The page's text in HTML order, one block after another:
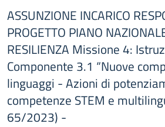
ASSUNZIONE INCARICO
PROGETTO PIANO
RESILIENZA Missione 4:
Componente 3.1 “Nuove
linguaggi - Azioni di
competenze STEM e
65/2023) -